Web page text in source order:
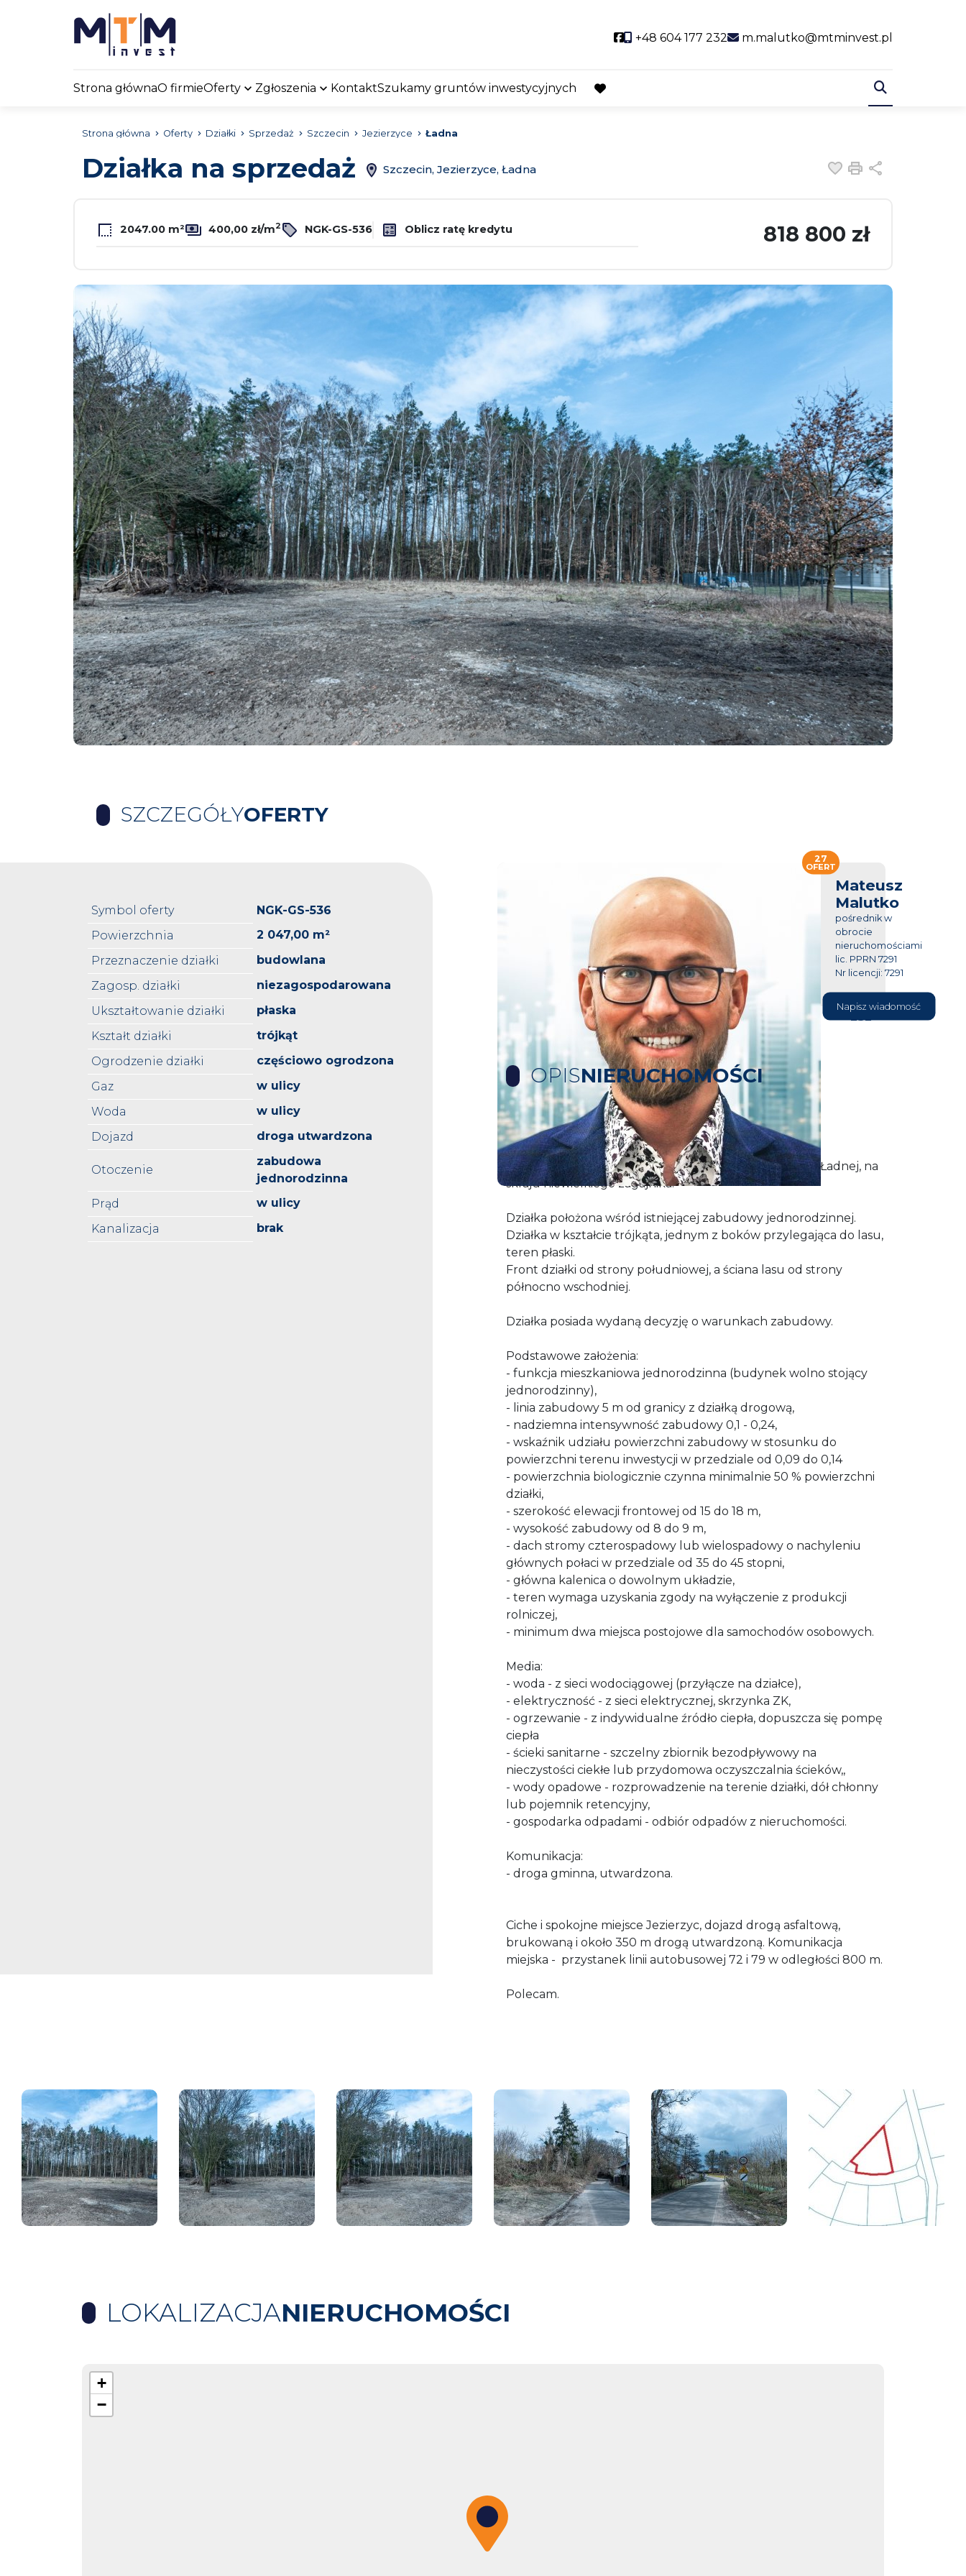
Social link
+48 604 177 232 m.malutko@mtminvest.pl
Strona głównaO firmieOferty Zgłoszenia KontaktSzukamy gruntów inwestycyjnych
favorite
Strona główna Oferty Działki Sprzedaż Szczecin Jezierzyce Ładna
Działka na sprzedaż Szczecin, Jezierzyce, Ładna Dodaj do
Drukuj
2047.00 m² 400,00 zł/m2 NGK-GS-536 Oblicz ratę kredytu 818 800 zł
SZCZEGÓŁYOFERTY
Symbol oferty
NGK-GS-536
Powierzchnia
2 047,00 m²
Przeznaczenie działki
budowlana
Zagosp. działki
niezagospodarowana
Ukształtowanie działki
płaska
Kształt działki
trójkąt
Ogrodzenie działki
częściowo ogrodzona
Gaz
w ulicy
Woda
w ulicy
Dojazd
droga utwardzona
Otoczenie
zabudowa
jednorodzinna
Prąd
w ulicy
Kanalizacja
brak
Mateusz
Malutko
pośrednik w
obrocie
nieruchomościami
lic. PPRN 7291
Nr licencji: 7291
604 177
232
Napisz wiadomość
27
OFERT
OPISNIERUCHOMOŚCI
Działka z wydanymi warunkami zabudowy.
Do sprzedaży działka położona w Jezierzycach przy ul. Ładnej, na
skraju niewielkiego zagajnika.
Działka położona wśród istniejącej zabudowy jednorodzinnej.
Działka w kształcie trójkąta, jednym z boków przylegająca do lasu,
teren płaski.
Front działki od strony południowej, a ściana lasu od strony
północno wschodniej.
Działka posiada wydaną decyzję o warunkach zabudowy.
Podstawowe założenia:
- funkcja mieszkaniowa jednorodzinna (budynek wolno stojący
jednorodzinny),
- linia zabudowy 5 m od granicy z działką drogową,
- nadziemna intensywność zabudowy 0,1 - 0,24,
- wskaźnik udziału powierzchni zabudowy w stosunku do
powierzchni terenu inwestycji w przedziale od 0,09 do 0,14
- powierzchnia biologicznie czynna minimalnie 50 % powierzchni
działki,
- szerokość elewacji frontowej od 15 do 18 m,
- wysokość zabudowy od 8 do 9 m,
- dach stromy czterospadowy lub wielospadowy o nachyleniu
głównych połaci w przedziale od 35 do 45 stopni,
- główna kalenica o dowolnym układzie,
- teren wymaga uzyskania zgody na wyłączenie z produkcji
rolniczej,
- minimum dwa miejsca postojowe dla samochodów osobowych.
Media:
- woda - z sieci wodociągowej (przyłącze na działce),
- elektryczność - z sieci elektrycznej, skrzynka ZK,
- ogrzewanie - z indywidualne źródło ciepła, dopuszcza się pompę
ciepła
- ścieki sanitarne - szczelny zbiornik bezodpływowy na
nieczystości ciekłe lub przydomowa oczyszczalnia ścieków,,
- wody opadowe - rozprowadzenie na terenie działki, dół chłonny
lub pojemnik retencyjny,
- gospodarka odpadami - odbiór odpadów z nieruchomości.
Komunikacja:
- droga gminna, utwardzona.
Ciche i spokojne miejsce Jezierzyc, dojazd drogą asfaltową,
brukowaną i około 350 m drogą utwardzoną. Komunikacja
miejska - przystanek linii autobusowej 72 i 79 w odległości 800 m.
Polecam.
LOKALIZACJANIERUCHOMOŚCI
+
−